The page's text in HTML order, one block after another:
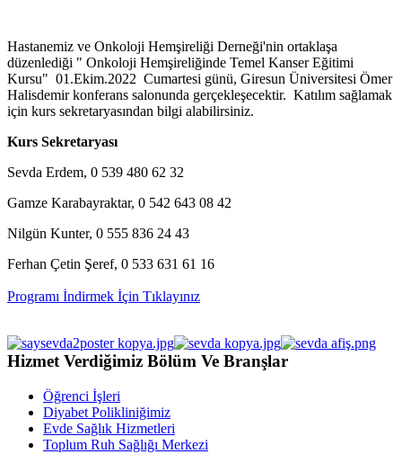
Hastanemiz ve Onkoloji Hemşireliği Derneği'nin ortaklaşa
düzenlediği " Onkoloji Hemşireliğinde Temel Kanser Eğitimi
Kursu" 01.Ekim.2022 Cumartesi günü, Giresun Üniversitesi Ömer
Halisdemir konferans salonunda gerçekleşecektir. Katılım sağlamak
için kurs sekretaryasından bilgi alabilirsiniz.
Kurs Sekretaryası
Sevda Erdem, 0 539 480 62 32
Gamze Karabayraktar, 0 542 643 08 42
Nilgün Kunter, 0 555 836 24 43
Ferhan Çetin Şeref, 0 533 631 61 16
Programı İndirmek İçin Tıklayınız
Hizmet Verdiğimiz Bölüm Ve Branşlar
Öğrenci İşleri
Diyabet Polikliniğimiz
Evde Sağlık Hizmetleri
Toplum Ruh Sağlığı Merkezi